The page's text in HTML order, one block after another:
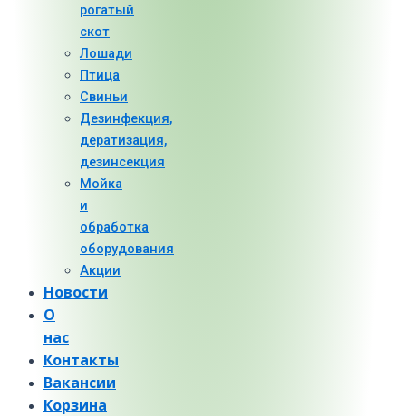
рогатый
скот
Лошади
Птица
Свиньи
Дезинфекция,
дератизация,
дезинсекция
Мойка
и
обработка
оборудования
Акции
Новости
О
нас
Контакты
Вакансии
Корзина